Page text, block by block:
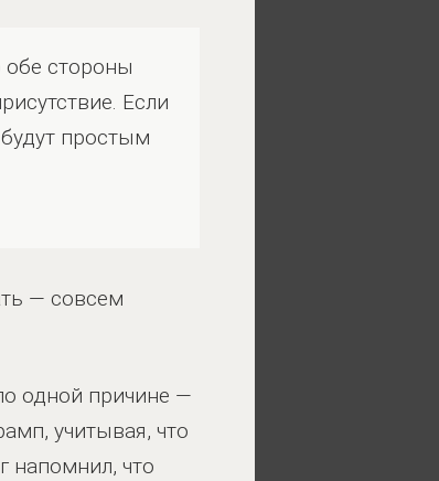
стороны
Если
простым
— совсем
одной причине —
учитывая, что
напомнил, что